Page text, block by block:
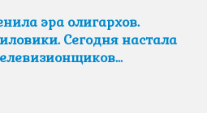
эра олигархов.
Сегодня настала